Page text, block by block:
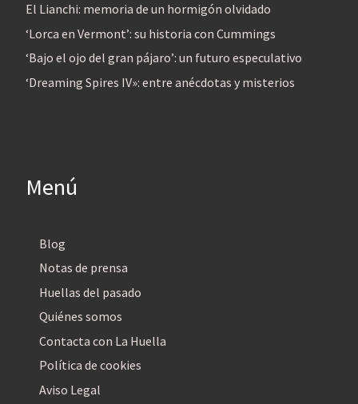
El Lianchi: memoria de un hormigón olvidado
‘Lorca en Vermont’: su historia con Cummings
‘Bajo el ojo del gran pájaro’: un futuro especulativo
‘Dreaming Spires IV»: entre anécdotas y misterios
Menú
Blog
Notas de prensa
Huellas del pasado
Quiénes somos
Contacta con La Huella
Política de cookies
Aviso Legal